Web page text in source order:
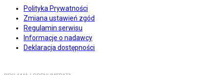
Polityka Prywatności
Zmiana ustawień zgód
Regulamin serwisu
Informacje o nadawcy
Deklaracja dostępności